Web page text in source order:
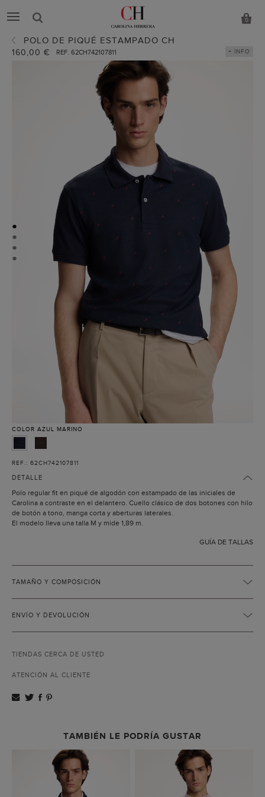
0
POLO DE PIQUÉ ESTAMPADO CH
160,00 € REF. 62CH742107811 + INFO
●
●
●
●
COLOR AZUL MARINO
REF.: 62CH742107811
DETALLE
Polo regular fit en piqué de algodón con estampado de las iniciales de
Carolina a contraste en el delantero. Cuello clásico de dos botones con hilo
de botón a tono, manga corta y aberturas laterales.
El modelo lleva una talla M y mide 1,89 m.
GUÍA DE TALLAS
TAMAÑO Y COMPOSICIÓN
ENVÍO Y DEVOLUCIÓN
TIENDAS CERCA DE USTED
ATENCIÓN AL CLIENTE
TAMBIÉN LE PODRÍA GUSTAR